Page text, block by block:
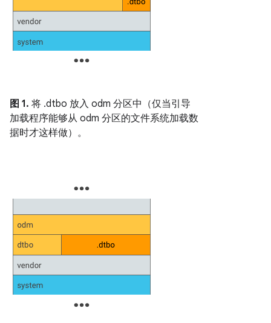
图 1. 将 .dtbo 放入 odm 分区中（仅当引导
加载程序能够从 odm 分区的文件系统加载数
据时才这样做）。